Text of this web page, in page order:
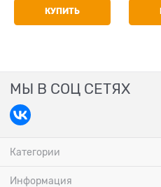
КУПИТЬ
МЫ В СОЦ СЕТЯХ
Категории
Информация